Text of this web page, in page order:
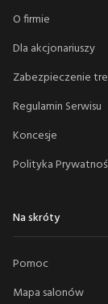
O firmie
Dla akcjonariuszy
Zabezpieczenie
Regulamin Serwisu
Koncesje
Polityka
Na skróty
Pomoc
Mapa salonów